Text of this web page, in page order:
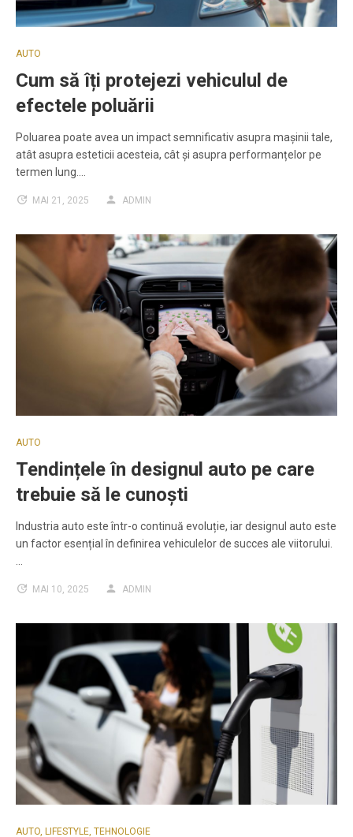
AUTO
Cum să îți protejezi vehiculul de
efectele poluării
Poluarea poate avea un impact semnificativ asupra mașinii tale,
atât asupra esteticii acesteia, cât și asupra performanțelor pe
termen lung.…
MAI 21, 2025 ADMIN
AUTO
Tendințele în designul auto pe care
trebuie să le cunoști
Industria auto este într-o continuă evoluție, iar designul auto este
un factor esențial în definirea vehiculelor de succes ale viitorului.
MAI 10, 2025 ADMIN
AUTO, LIFESTYLE, TEHNOLOGIE